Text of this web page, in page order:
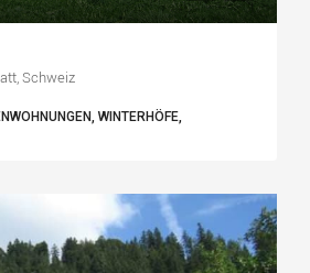
Schweiz
WINTERHÖFE,